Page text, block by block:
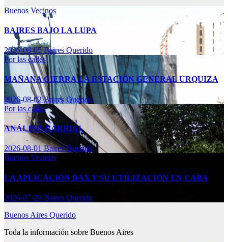
Buenos Vecinos
BAIRES BAJO LA LUPA
2026-08-05Baires Querido
Por las calles
MAÑANA CIERRA LA ESTACIÓN GENERAL URQUIZA
2026-08-02Baires Querido
Por las calles
ANÁLISIS BARRIAL
2026-08-01Baires Querido
Buenos Vecinos
LA APLICACIÓN BAX Y SU UTILIZACIÓN EN CABA
2026-07-29 Baires Querido
Buenos Aires Querido
Toda la información sobre Buenos Aires